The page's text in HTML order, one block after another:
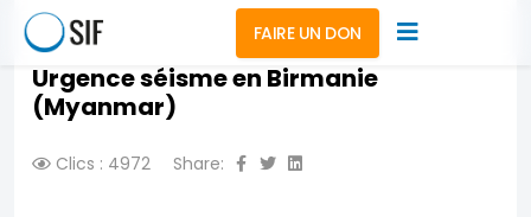
FAIRE UN DON
Urgence séisme en Birmanie
(Myanmar)
Clics : 4972 Share: